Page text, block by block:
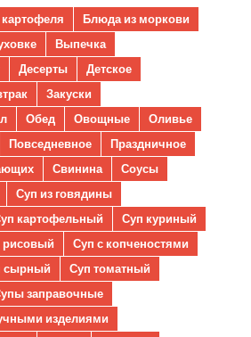
Блюда из моркови
Выпечка
Десерты
Детское
Закуски
Обед Овощные
Оливье
Повседневное
Праздничное
Свинина
Соусы
Суп из говядины
картофельный
Суп куриный
рисовый
Суп с копченостями
сырный
Суп томатный
заправочные
изделиями